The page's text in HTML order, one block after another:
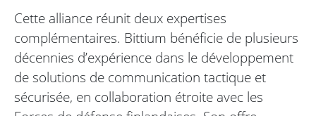
Cette alliance réunit deux expertises
complémentaires. Bittium bénéficie de plusieurs
décennies d’expérience dans le développement
de solutions de communication tactique et
sécurisée, en collaboration étroite avec les